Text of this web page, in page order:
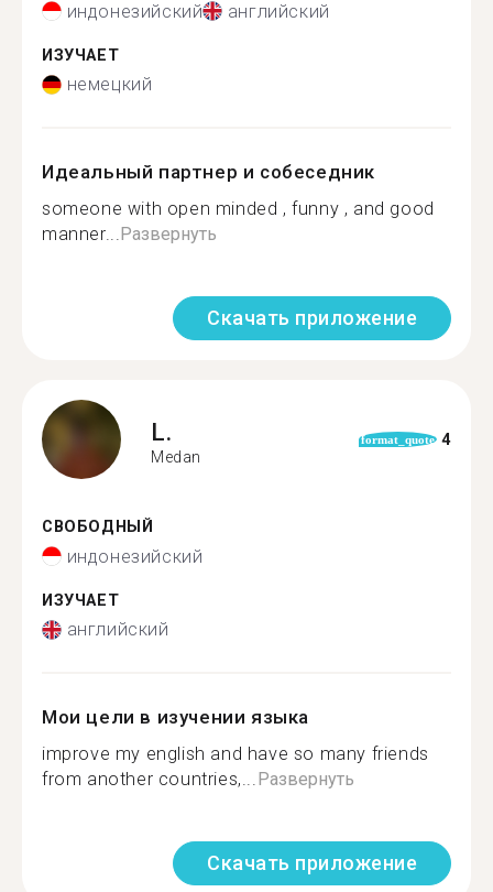
индонезийский английский
ИЗУЧАЕТ
немецкий
Идеальный партнер и собеседник
someone with open minded , funny , and good
manner...Развернуть
Скачать приложение
L.
Medan
format_quote 4
СВОБОДНЫЙ
индонезийский
ИЗУЧАЕТ
английский
Мои цели в изучении языка
improve my english and have so many friends
from another countries,...Развернуть
Скачать приложение